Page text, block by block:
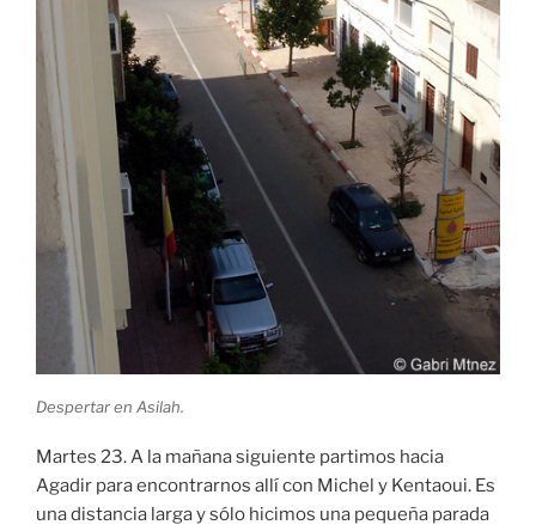
Despertar en Asilah.
Martes 23. A la mañana siguiente partimos hacia
Agadir para encontrarnos allí con Michel y Kentaoui. Es
una distancia larga y sólo hicimos una pequeña parada